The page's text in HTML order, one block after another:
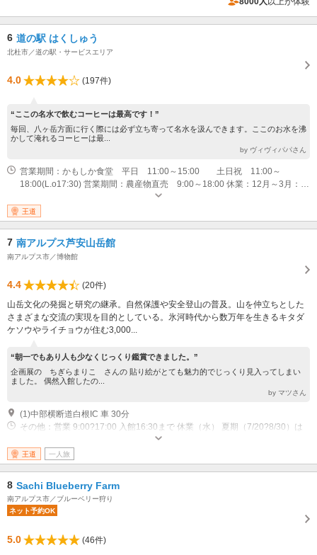
6 道の駅 はくしゅう
北杜市／道の駅・サービスエリア
4.0 (197件)
“ここの名水で飲むコーヒーは最高です！”
毎回、八ヶ岳方面に行く際には必ず立ち寄って名水を汲んできます。ここのお水を沸
かして淹れるコーヒーは最...
by ヴィヴィパパさん
営業期間：かもしか食堂 平日 11:00～15:00 土日祝 11:00～
18:00(L.o17:30) 営業期間：農産物直売 9:00～18:00 休業：12月～3月：毎
週水曜日 年末年始 4月～11月：無休
王道
7 南アルプス芦安山岳館
南アルプス市／博物館
4.4
(20件)
山岳文化の発掘と研究の継承。自然保護や安全登山の普及。山を仲立ちとした
さまざまな交流の実現を目的としている。氷河時代から数万年を生きるキタダ
ケソウやライチョウが住む3,000...
“朝一でもあり人も少なくじっくり鑑賞できました。”
企画展の ちぎらまりこ さんの 貼り絵がとても魅力的でじっくり見入ってしまい
ました。 偶然入館したの...
by マツさん
(1)中部横断道白根IC 車 30分
その他：営業 9:00?17:00 入館16:30まで 休業（水） 夏期（7/20?8/30）は
王道 一人旅
8 Sachi Blueberry Farm
南アルプス市／ブルーベリー狩り
ネット予約OK
5.0 (46件)